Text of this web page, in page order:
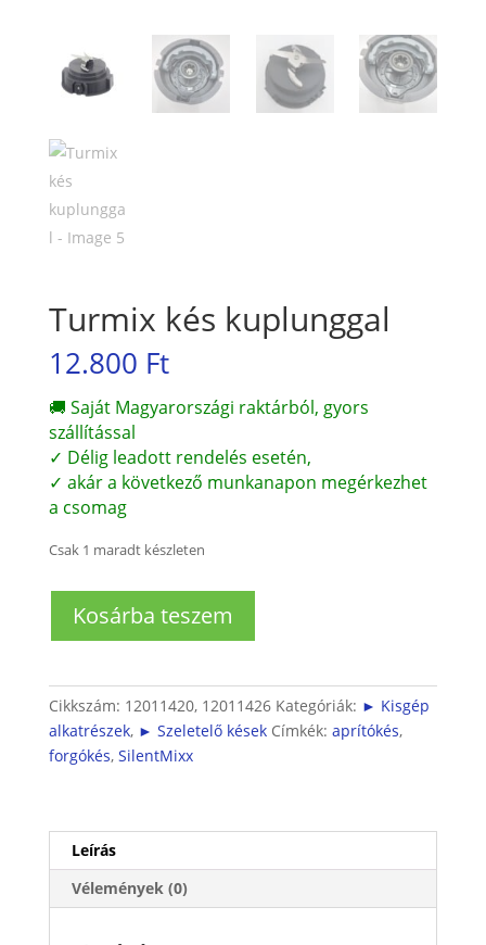
Turmix kés kuplunggal
12.800 Ft
🚚 Saját Magyarországi raktárból, gyors
szállítással
✓ Délig leadott rendelés esetén,
✓ akár a következő munkanapon megérkezhet
a csomag
Csak 1 maradt készleten
Kosárba teszem
Cikkszám: 12011420, 12011426 Kategóriák: ► Kisgép
alkatrészek, ► Szeletelő kések Címkék: aprítókés,
forgókés, SilentMixx
Leírás
Vélemények (0)